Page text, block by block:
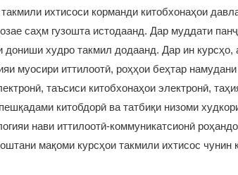
ихтисоси корманди китобхонаҳои
саҳм гузошта истодаанд. Дар муддати
дониши худро такмил додаанд. Дар ин
муосири иттилоотӣ, роҳҳои беҳтар
таъсиси китобхонаҳои электронӣ,
китобдорӣ ва татбиқи низоми
нави иттилоотӣ-коммуникатсионӣ
мақоми курсҳои такмили ихтисос чунин